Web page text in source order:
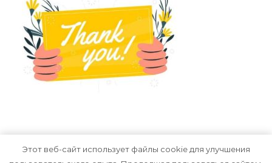
Этот веб-сайт использует файлы cookie для улучшения